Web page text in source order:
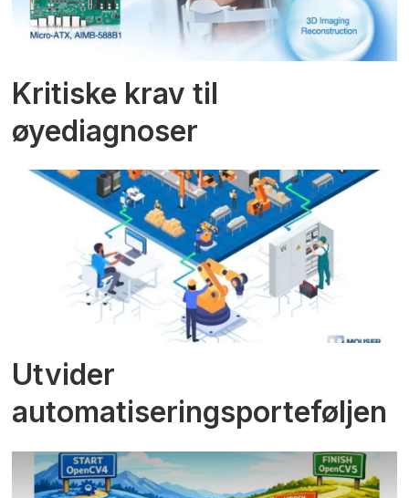
Kritiske krav til
øyediagnoser
Utvider
automatiseringsporteføljen